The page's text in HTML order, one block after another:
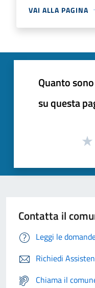
VAI ALLA PAGINA
Quanto
su questa
Contatta il
Leggi le
Richiedi
Chiama il